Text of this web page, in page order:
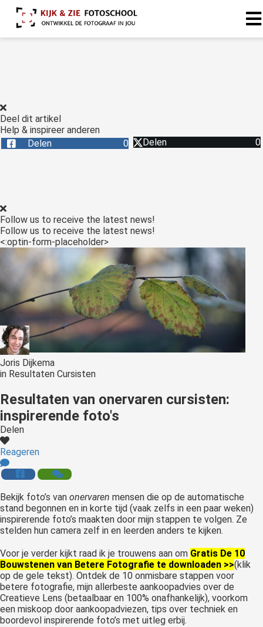
Deel dit artikel
Help & inspireer anderen
Delen
0 Delen 0
Follow us to receive the latest news!
Follow us to receive the latest news!
<:optin-form-placeholder>
Joris Dijkema
in Resultaten Cursisten
Resultaten van onervaren cursisten:
inspirerende foto's
Delen
Reageren
Bekijk foto’s van onervaren mensen die op de automatische
stand begonnen en in korte tijd (vaak zelfs in een paar weken)
inspirerende foto’s maakten door mijn stappen te volgen. Ze
stelden hun camera zelf in en leerden anders te kijken.
Voor je verder kijkt raad ik je trouwens aan om Gratis De 10
Bouwstenen van Betere Fotografie te downloaden >>(klik
op de gele tekst). Ontdek de 10 onmisbare stappen voor
betere fotografie, mijn allerbeste aankoopadvies over de
Creatieve Lens (betaalbaar en 100% onafhankelijk), voorkom
een miskoop door aankoopadviezen, tips over techniek en
boordevol inspirerende foto’s met uitleg erbij.